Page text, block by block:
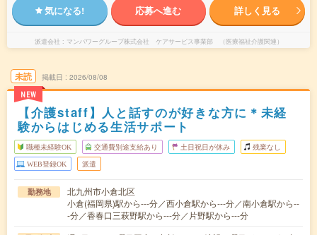
気になる! 応募へ進む 詳しく見る
派遣会社 マンパワーグループ株式会社 ケアサービス事業部 （医療福祉介護関連）
未読
NEW
掲載日 2026/08/08
【介護staff】人と話すのが好きな方に＊未経
験からはじめる生活サポート
職種未経験OK 交通費別途支給あり 土日祝日が休み 残業なし
WEB登録OK 派遣
勤務地
北九州市小倉北区
小倉(福岡県)駅から---分／西小倉駅から---分／南小倉駅から--
-分／香春口三萩野駅から---分／片野駅から---分